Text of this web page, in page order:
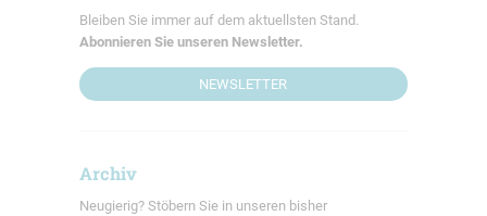
Bleiben Sie immer auf dem aktuellsten Stand.
Abonnieren Sie unseren Newsletter.
NEWSLETTER
Archiv
Neugierig? Stöbern Sie in unseren bisher